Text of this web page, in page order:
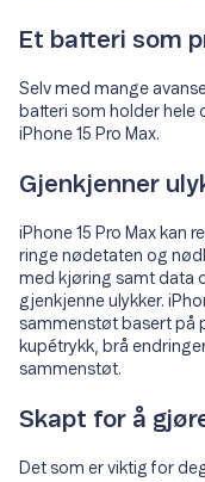
Et batteri som
Selv med mange
batteri som holder hele
iPhone 15 Pro Max.
Gjenkjenner
iPhone 15 Pro Max kan
ringe nødetaten og
med kjøring samt data
gjenkjenne ulykker.
sammenstøt basert på
kupétrykk, brå
sammenstøt.
Skapt for å
Det som er viktig for